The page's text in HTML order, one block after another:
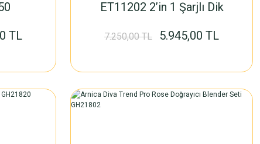
TL
ET11202 2’in 1 Şarjlı Dik
7.250,00 TL 5.945,00 TL